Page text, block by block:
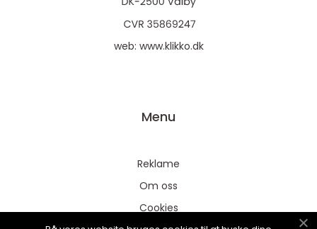
web: www.klikko.dk
Menu
Reklame
Om oss
Cookies